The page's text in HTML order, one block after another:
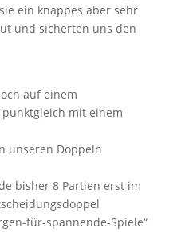
ein knappes aber sehr
und sicherten uns den
auf einem
mit einem
unseren Doppeln
bisher 8 Partien erst im
für-spannende-Spiele“